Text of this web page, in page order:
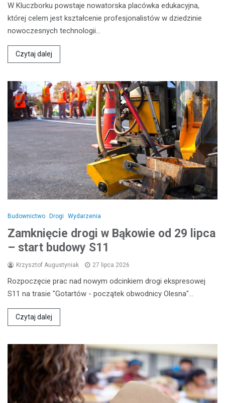
W Kluczborku powstaje nowatorska placówka edukacyjna,
której celem jest kształcenie profesjonalistów w dziedzinie
nowoczesnych technologii…
Czytaj dalej
Budownictwo Drogi Wydarzenia
Zamknięcie drogi w Bąkowie od 29 lipca
– start budowy S11
Krzysztof Augustyniak 27 lipca 2026
Rozpoczęcie prac nad nowym odcinkiem drogi ekspresowej
S11 na trasie "Gotartów - początek obwodnicy Olesna"…
Czytaj dalej